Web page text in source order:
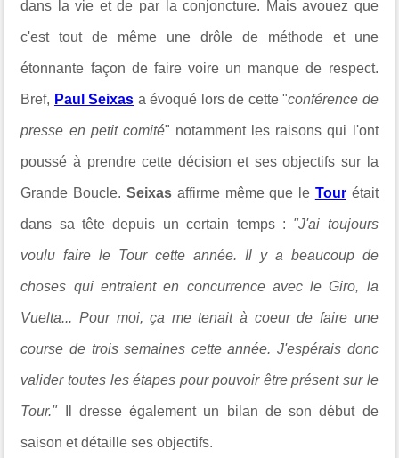
dans la vie et de par la conjoncture. Mais avouez que
c'est tout de même une drôle de méthode et une
étonnante façon de faire voire un manque de respect.
Bref, Paul Seixas a évoqué lors de cette "conférence de
presse en petit comité" notamment les raisons qui l'ont
poussé à prendre cette décision et ses objectifs sur la
Grande Boucle. Seixas affirme même que le Tour était
dans sa tête depuis un certain temps : "J'ai toujours
voulu faire le Tour cette année. Il y a beaucoup de
choses qui entraient en concurrence avec le Giro, la
Vuelta... Pour moi, ça me tenait à coeur de faire une
course de trois semaines cette année. J'espérais donc
valider toutes les étapes pour pouvoir être présent sur le
Tour." Il dresse également un bilan de son début de
saison et détaille ses objectifs.